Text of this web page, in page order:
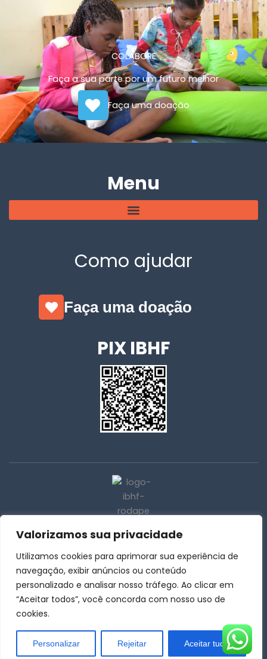
Valorizamos sua privacidade
Utilizamos cookies para aprimorar sua experiência de
navegação, exibir anúncios ou conteúdo
personalizado e analisar nosso tráfego. Ao clicar em
“Aceitar todos”, você concorda com nosso uso de
cookies.
Personalizar Rejeitar Aceitar tudo
COLABORE
Faça a sua parte por um futuro melhor
Faça uma doação
Menu
Como ajudar
Faça uma doação
PIX IBHF
31 | 3259-4015
31 | 3259-3885
Rua Desembargador Mário Matos, 578, Serra - Belo
Horizonte - MG
F L Y